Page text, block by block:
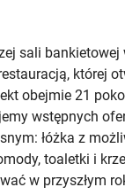
sali
której
obejmie 21
wstępnych
łóżka z
toaletki i
w przyszłym